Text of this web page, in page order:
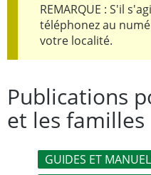
REMARQUE : S'il
téléphonez au
votre localité.
Publications
et les familles
GUIDES ET